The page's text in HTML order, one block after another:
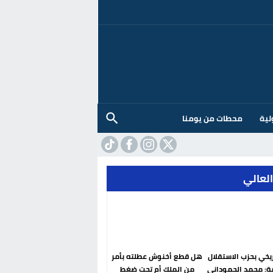
محطات من يومنا
بحزب الاستقلال
محمد الحموداني
هل قطع أخنوش عطلته بأمر
من الملك أم تحت ضغط